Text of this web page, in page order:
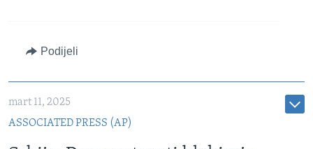
Podijeli
mart 11, 2025
ASSOCIATED PRESS (AP)